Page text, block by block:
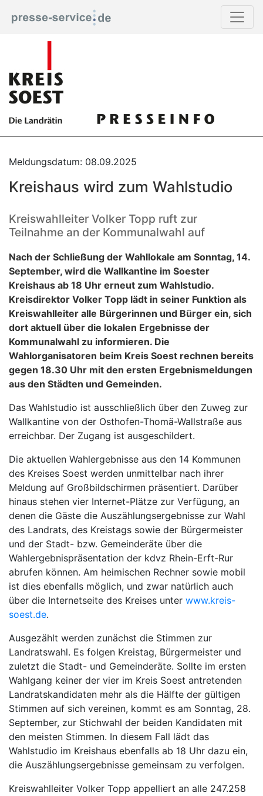
Meldungsdatum: 08.09.2025
Kreishaus wird zum Wahlstudio
Kreiswahlleiter Volker Topp ruft zur
Teilnahme an der Kommunalwahl auf
Nach der Schließung der Wahllokale am Sonntag, 14.
September, wird die Wallkantine im Soester
Kreishaus ab 18 Uhr erneut zum Wahlstudio.
Kreisdirektor Volker Topp lädt in seiner Funktion als
Kreiswahlleiter alle Bürgerinnen und Bürger ein, sich
dort aktuell über die lokalen Ergebnisse der
Kommunalwahl zu informieren. Die
Wahlorganisatoren beim Kreis Soest rechnen bereits
gegen 18.30 Uhr mit den ersten Ergebnismeldungen
aus den Städten und Gemeinden.
Das Wahlstudio ist ausschließlich über den Zuweg zur
Wallkantine von der Osthofen-Thomä-Wallstraße aus
erreichbar. Der Zugang ist ausgeschildert.
Die aktuellen Wahlergebnisse aus den 14 Kommunen
des Kreises Soest werden unmittelbar nach ihrer
Meldung auf Großbildschirmen präsentiert. Darüber
hinaus stehen vier Internet-Plätze zur Verfügung, an
denen die Gäste die Auszählungsergebnisse zur Wahl
des Landrats, des Kreistags sowie der Bürgermeister
und der Stadt- bzw. Gemeinderäte über die
Wahlergebnispräsentation der kdvz Rhein-Erft-Rur
abrufen können. Am heimischen Rechner sowie mobil
ist dies ebenfalls möglich, und zwar natürlich auch
über die Internetseite des Kreises unter www.kreis-
soest.de.
Ausgezählt werden zunächst die Stimmen zur
Landratswahl. Es folgen Kreistag, Bürgermeister und
zuletzt die Stadt- und Gemeinderäte. Sollte im ersten
Wahlgang keiner der vier im Kreis Soest antretenden
Landratskandidaten mehr als die Hälfte der gültigen
Stimmen auf sich vereinen, kommt es am Sonntag, 28.
September, zur Stichwahl der beiden Kandidaten mit
den meisten Stimmen. In diesem Fall lädt das
Wahlstudio im Kreishaus ebenfalls ab 18 Uhr dazu ein,
die Auszählungsergebnisse gemeinsam zu verfolgen.
Kreiswahlleiter Volker Topp appelliert an alle 247.258